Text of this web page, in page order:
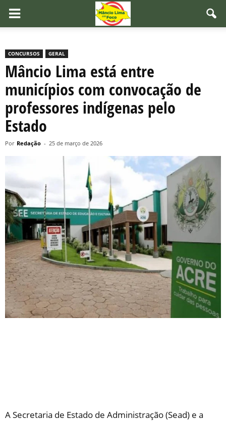
CONCURSOS GERAL
Mâncio Lima está entre
municípios com convocação de
professores indígenas pelo
Estado
Por Redação - 25 de março de 2026
A Secretaria de Estado de Administração (Sead) e a